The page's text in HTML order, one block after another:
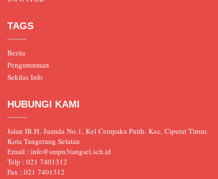
TAGS
Berita
Pengumuman
Sekilas Info
HUBUNGI KAMI
Jalan IR.H. Juanda No.1, Kel Cempaka Putih. Kec, Ciputat Timur.
Kota Tangerang Selatan
Email : info@smpn3tangsel.sch.id
Telp : 021 7401312
Fax : 021 7401312